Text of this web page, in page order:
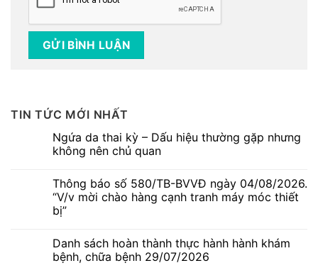
TIN TỨC MỚI NHẤT
Ngứa da thai kỳ – Dấu hiệu thường gặp nhưng
không nên chủ quan
bình
luận
Ngứa
kỳ
–
Dấu
Thông báo số 580/TB-BVVĐ ngày 04/08/2026.
“V/v mời chào hàng cạnh tranh máy móc thiết
bị”
bình
luận
ở
Danh sách hoàn thành thực hành hành khám
bệnh, chữa bệnh 29/07/2026